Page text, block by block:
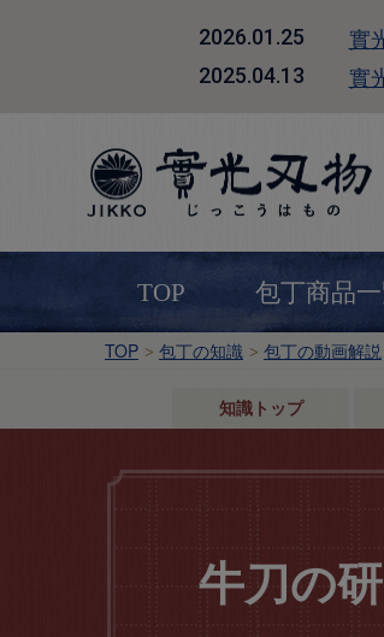
2026.01.25 實
2025.04.13 實
TOP 包丁商品
TOP 包丁の知識 包丁の動画解説
知識トップ
牛刀の